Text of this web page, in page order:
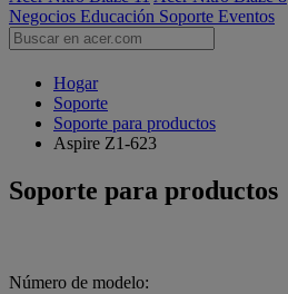
Negocios Educación Soporte Eventos
Hogar
Soporte
Soporte para productos
Aspire Z1-623
Soporte para productos
Número de modelo: